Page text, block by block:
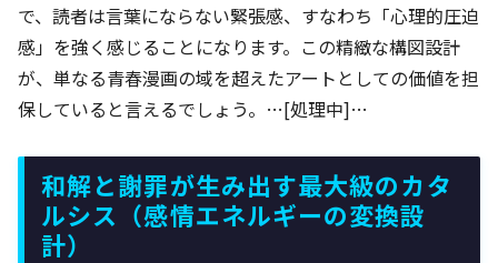
で、読者は言葉にならない緊張感、すなわち「心理的圧迫
感」を強く感じることになります。この精緻な構図設計
が、単なる青春漫画の域を超えたアートとしての価値を担
保していると言えるでしょう。…[処理中]…
和解と謝罪が生み出す最大級のカタ
ルシス（感情エネルギーの変換設
計）